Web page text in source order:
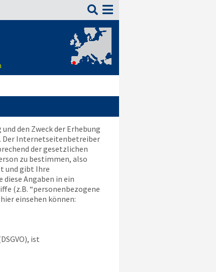

den Zweck der Erhebung
Der Internetseitenbetreiber
der gesetzlichen
zu bestimmen, also
und gibt Ihre
Angaben in ein
(z.B. “personenbezogene
einsehen können:
ist